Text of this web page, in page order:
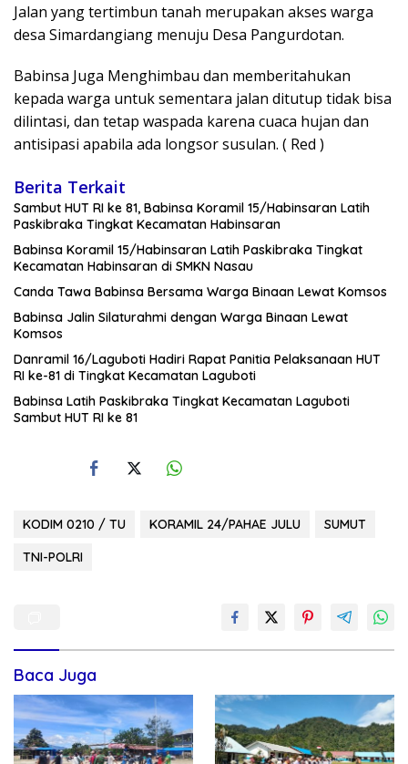
Jalan yang tertimbun tanah merupakan akses warga
desa Simardangiang menuju Desa Pangurdotan.
Babinsa Juga Menghimbau dan memberitahukan
kepada warga untuk sementara jalan ditutup tidak bisa
dilintasi, dan tetap waspada karena cuaca hujan dan
antisipasi apabila ada longsor susulan. ( Red )
Berita Terkait
Sambut HUT RI ke 81, Babinsa Koramil 15/Habinsaran Latih
Paskibraka Tingkat Kecamatan Habinsaran
Babinsa Koramil 15/Habinsaran Latih Paskibraka Tingkat
Kecamatan Habinsaran di SMKN Nasau
Canda Tawa Babinsa Bersama Warga Binaan Lewat Komsos
Babinsa Jalin Silaturahmi dengan Warga Binaan Lewat
Komsos
Danramil 16/Laguboti Hadiri Rapat Panitia Pelaksanaan HUT
RI ke-81 di Tingkat Kecamatan Laguboti
Babinsa Latih Paskibraka Tingkat Kecamatan Laguboti
Sambut HUT RI ke 81
KODIM 0210 / TU KORAMIL 24/PAHAE JULU
SUMUT
TNI-POLRI
Baca Juga